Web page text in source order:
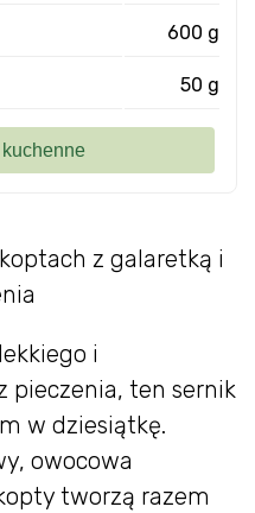
z galaretką i
i
pieczenia, ten sernik
w dziesiątkę.
owocowa
tworzą razem
600 g
50 g